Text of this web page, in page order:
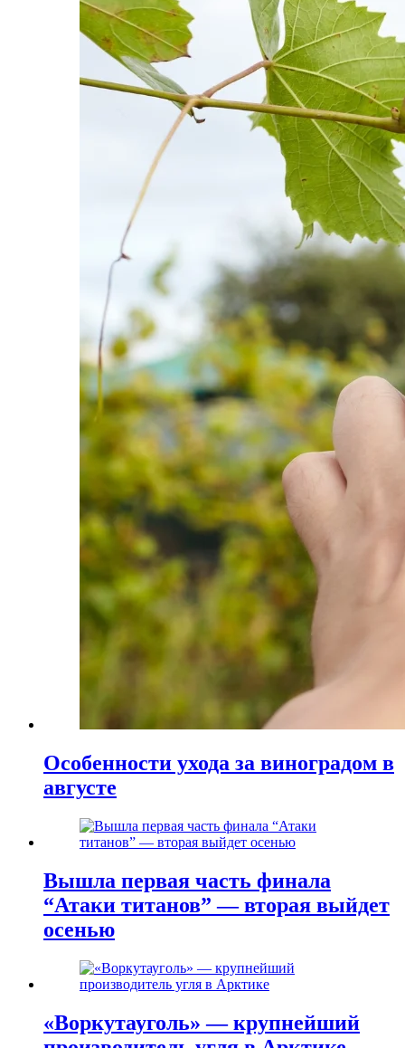
Особенности ухода за виноградом в
августе
Вышла первая часть финала
“Атаки титанов” — вторая выйдет
осенью
«Воркутауголь» — крупнейший